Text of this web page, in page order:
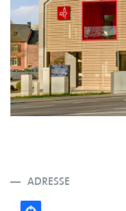
ADRESSE